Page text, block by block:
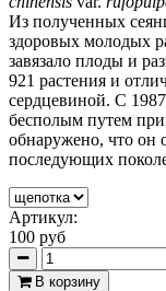
Из полученных
здоровых молодых
завязало плоды и
921 растения и
сердцевиной. С
бесполым путем
обнаружено, что он
последующих
Артикул:
100 руб
В корзину